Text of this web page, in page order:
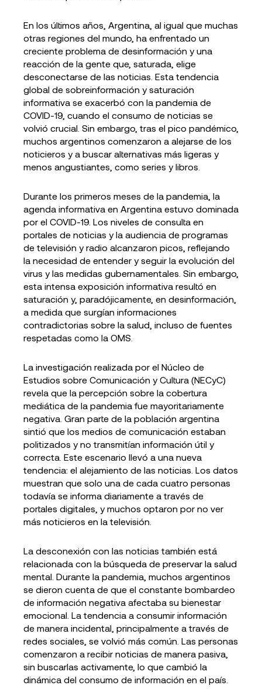
En los últimos años, Argentina, al igual que muchas
otras regiones del mundo, ha enfrentado un
creciente problema de desinformación y una
reacción de la gente que, saturada, elige
desconectarse de las noticias. Esta tendencia
global de sobreinformación y saturación
informativa se exacerbó con la pandemia de
COVID-19, cuando el consumo de noticias se
volvió crucial. Sin embargo, tras el pico pandémico,
muchos argentinos comenzaron a alejarse de los
noticieros y a buscar alternativas más ligeras y
menos angustiantes, como series y libros.
Durante los primeros meses de la pandemia, la
agenda informativa en Argentina estuvo dominada
por el COVID-19. Los niveles de consulta en
portales de noticias y la audiencia de programas
de televisión y radio alcanzaron picos, reflejando
la necesidad de entender y seguir la evolución del
virus y las medidas gubernamentales. Sin embargo,
esta intensa exposición informativa resultó en
saturación y, paradójicamente, en desinformación,
a medida que surgían informaciones
contradictorias sobre la salud, incluso de fuentes
respetadas como la OMS.
La investigación realizada por el Núcleo de
Estudios sobre Comunicación y Cultura (NECyC)
revela que la percepción sobre la cobertura
mediática de la pandemia fue mayoritariamente
negativa. Gran parte de la población argentina
sintió que los medios de comunicación estaban
politizados y no transmitían información útil y
correcta. Este escenario llevó a una nueva
tendencia: el alejamiento de las noticias. Los datos
muestran que solo una de cada cuatro personas
todavía se informa diariamente a través de
portales digitales, y muchos optaron por no ver
más noticieros en la televisión.
La desconexión con las noticias también está
relacionada con la búsqueda de preservar la salud
mental. Durante la pandemia, muchos argentinos
se dieron cuenta de que el constante bombardeo
de información negativa afectaba su bienestar
emocional. La tendencia a consumir información
de manera incidental, principalmente a través de
redes sociales, se volvió más común. Las personas
comenzaron a recibir noticias de manera pasiva,
sin buscarlas activamente, lo que cambió la
dinámica del consumo de información en el país.